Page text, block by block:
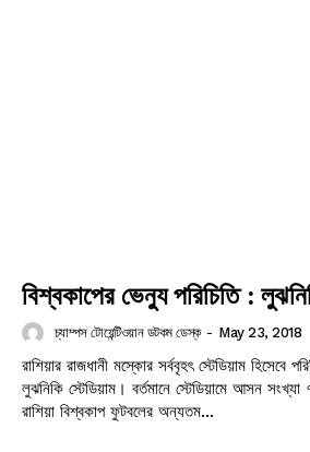
বিশ্বকাপের ভেন্যু পরিচিতি :
চ্যাম্পস টোয়েন্টিওয়ান ডটকম ডেস্ক - May 23, 2018
রাশিয়ার রাজধানী মস্কোর সর্ববৃহৎ স্টেডিয়াম হিসেবে
লুঝনিকি স্টেডিয়াম। বর্তমানে স্টেডিয়ামে আসন
রাশিয়া বিশ্বকাপ ফুটবলের অন্যতম...